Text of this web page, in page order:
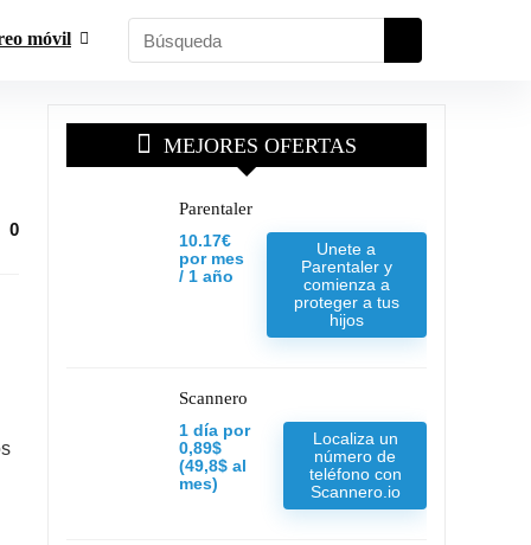
móvil
0
MEJORES OFERTAS
Parentaler
10.17€
por mes
/ 1 año
Unete a
Parentaler y
comienza a
proteger a tus
hijos
Scannero
1 día por
0,89$
(49,8$ al
mes)
Localiza un
número de
teléfono con
Scannero.io